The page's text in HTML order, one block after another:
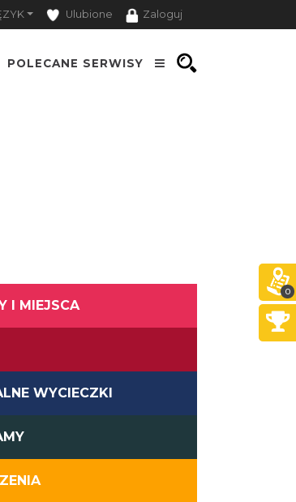
Ulubione Zaloguj
POLECANE SERWISY
I MIEJSCA
WYCIECZKI
0